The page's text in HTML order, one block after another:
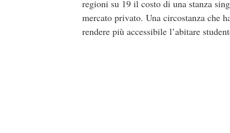
regioni su 19 il costo di una stanza
mercato privato. Una circostanza che
rendere più accessibile l’abitare